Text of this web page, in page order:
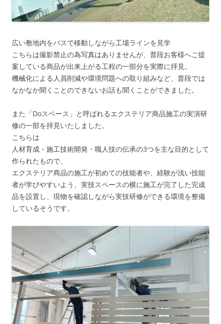
広い敷地内をバスで移動しながら工場ラインを見学
こちらは撮影禁止の為写真はありませんが、普段お客様へご提
案している商品が出来上がる工程の一部分を実際に拝見。
機械化による人員削減や環境問題への取り組みなど、普段では
なかなか聞くことのできないお話も聞くことができました。
また「Doスペース」と呼ばれるエクステリア商品施工の実演研
修の一部を拝見いたしました。
こちらは
人材育成・施工技術開発・職人技の伝承の3つを主な目的として
作られたもので、
エクステリア商品の施工が初めての技能者や、経験が浅い技能
者が学びやすいよう、実技スペースの横に施工が完了した完成
品を設置し、現物を確認しながら実技研修ができる環境を整備
しているそうです。